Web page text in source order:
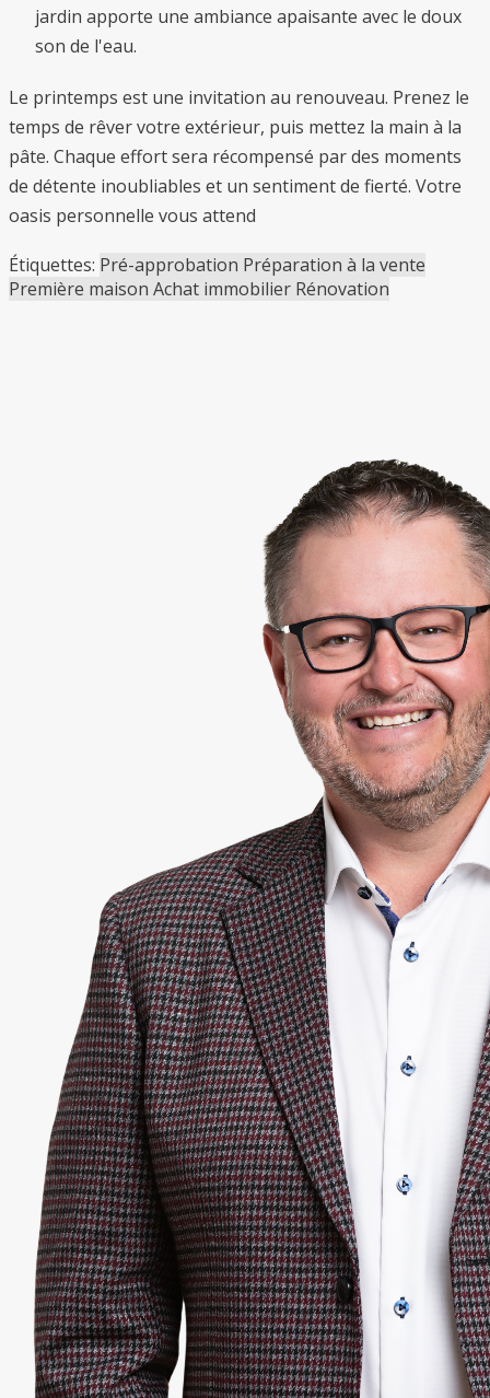
jardin apporte une ambiance apaisante avec le doux
son de l'eau.
Le printemps est une invitation au renouveau. Prenez le
temps de rêver votre extérieur, puis mettez la main à la
pâte. Chaque effort sera récompensé par des moments
de détente inoubliables et un sentiment de fierté. Votre
oasis personnelle vous attend
Étiquettes: Pré-approbation Préparation à la vente
Première maison Achat immobilier Rénovation